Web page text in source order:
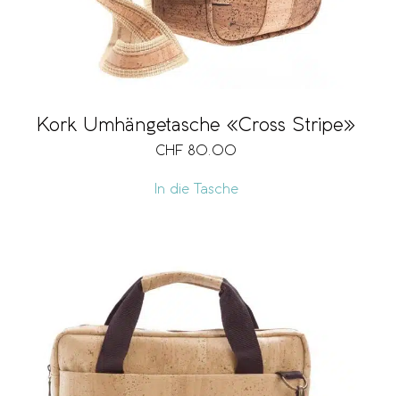
Kork Umhängetasche «Cross Stripe»
CHF 80.00
In die Tasche